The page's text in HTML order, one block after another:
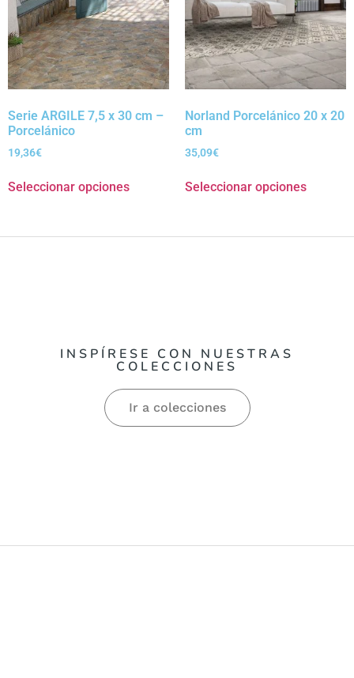
Serie ARGILE 7,5 x 30 cm –
Porcelánico
19,36€
Seleccionar opciones
Norland Porcelánico 20 x 20
cm
35,09€
Seleccionar opciones
INSPÍRESE CON NUESTRAS
COLECCIONES
Ir a colecciones